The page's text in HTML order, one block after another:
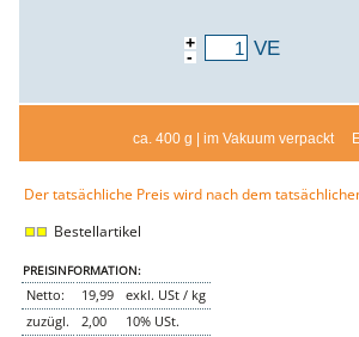
Bier
Senf & Co
Essig & Öl
Trockensortiment
Süssigkeiten
aus dem Glas
Gewürze
Gewürze
Fix
+
- VE
ca. 400 g | im Vakuum verpackt
Der tatsächliche Preis wird nach dem
Bestellartikel
PREISINFORMATION:
Netto: 19,99
exkl. USt / kg
zuzügl.
2,00
10% USt.